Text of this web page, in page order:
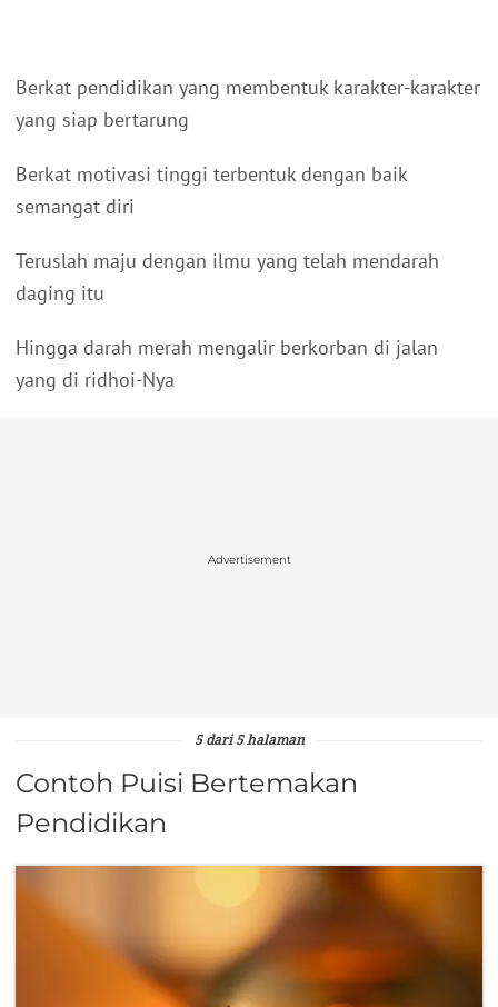
Berkat pendidikan yang membentuk karakter-karakter
yang siap bertarung
Berkat motivasi tinggi terbentuk dengan baik
semangat diri
Teruslah maju dengan ilmu yang telah mendarah
daging itu
Hingga darah merah mengalir berkorban di jalan
yang di ridhoi-Nya
Advertisement
5 dari 5 halaman
Contoh Puisi Bertemakan
Pendidikan